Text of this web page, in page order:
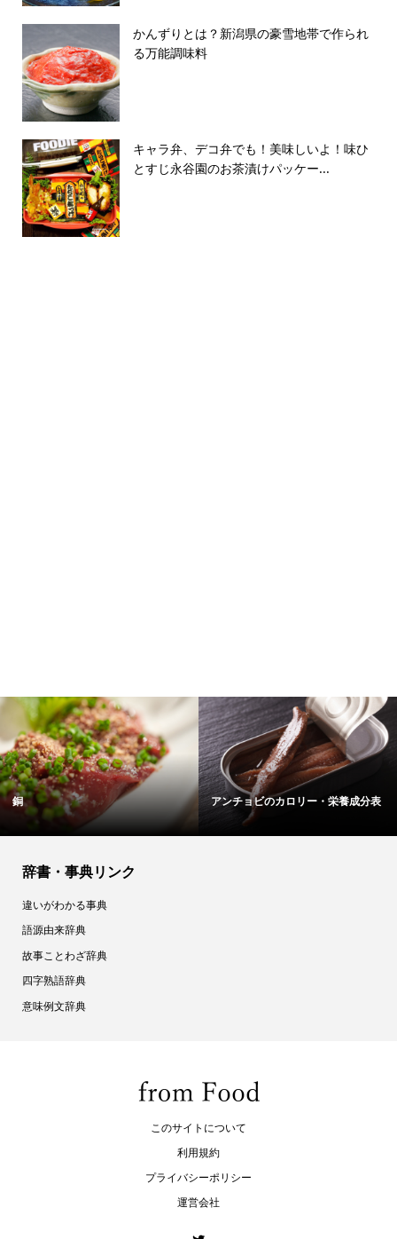
かんずりとは？新潟県の豪雪地帯で作られ
る万能調味料
キャラ弁、デコ弁でも！美味しいよ！味ひ
とすじ永谷園のお茶漬けパッケー...
片栗粉のカロリー・栄養成分表 番茶／ばんちゃ
辞書・事典リンク
違いがわかる事典
語源由来辞典
故事ことわざ辞典
四字熟語辞典
意味例文辞典
このサイトについて
利用規約
プライバシーポリシー
運営会社